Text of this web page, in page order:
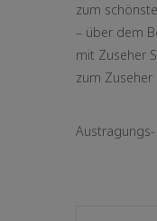
zum
– über dem
mit Zuseher
zum Zuseher